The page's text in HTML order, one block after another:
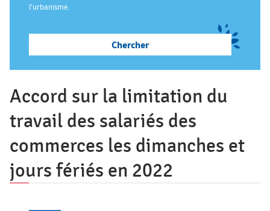
Annuaires
Espace Elus
Nous contacter
i
c
i
l'urbanisme.
Accord sur la limitation du
travail des salariés des
commerces les dimanches et
jours fériés en 2022